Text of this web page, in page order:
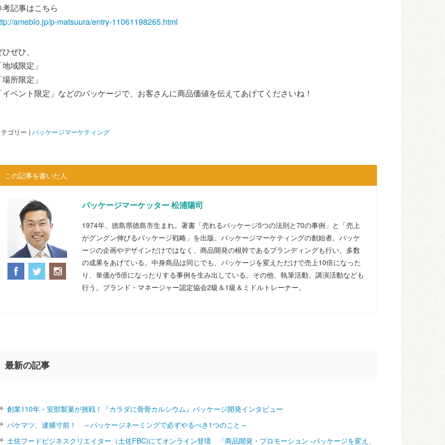
考記事はこちら
ameblo.jp/p-matsuura/entry-11061198265.html
ぜひ、
域限定」
所限定」
イベント限定」などのパッケージで、お客さんに商品価値を伝えてあげてくださいね！
ゴリー | パッケージマーケティング
この記事を書いた人
パッケージマーケッター 松浦陽司
1974年、徳島県徳島市生まれ。著書「売れるパッケージ5つの法則と70の事例」と「売上
がグングン伸びるパッケージ戦略」を出版。パッケージマーケティングの創始者。パッケ
ージの企画やデザインだけではなく、商品開発の根幹であるブランディングも行い、多数
の成果をあげている。中身商品は同じでも、パッケージを変えただけで売上10倍になった
り、単価が5倍になったりする事例を生み出している。その他、執筆活動、講演活動なども
行う。ブランド・マネージャー認定協会2級＆1級＆ミドルトレーナー。
最新の記事
創業110年・安部製菓が挑戦！『カラダに骨骨カルシウム』パッケージ開発インタビュー
パケマツ、逮捕寸前！ ～パッケージネーミングで必ずやるべき1つのこと～
土佐フードビジネスクリエイター（土佐FBC)にてオンライン登壇 「商品開発・プロモーション ‐パッケージを変え、